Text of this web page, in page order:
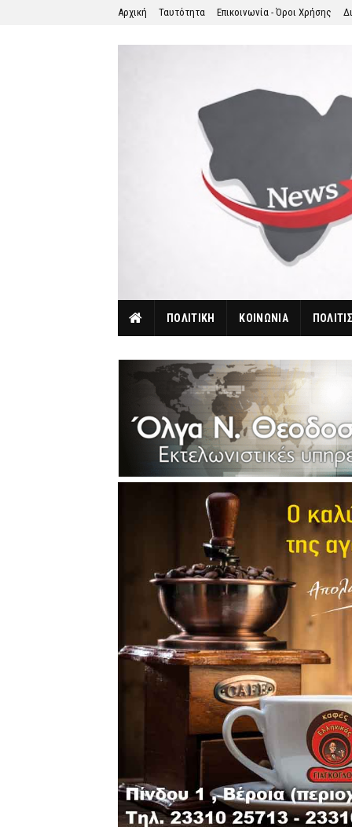
Αρχική Ταυτότητα Επικοινωνία - Όροι Χρήσης
ΠΟΛΙΤΙΚΗ ΚΟΙΝΩΝΙΑ